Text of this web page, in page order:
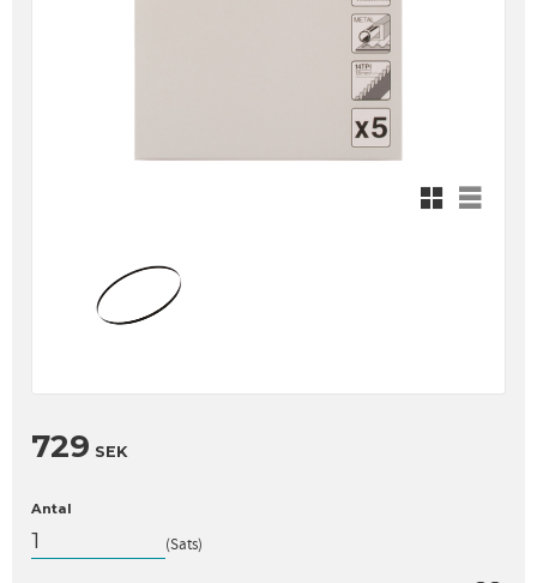
Rutnätsvy
Listvy
729 SEK
Antal
Sats